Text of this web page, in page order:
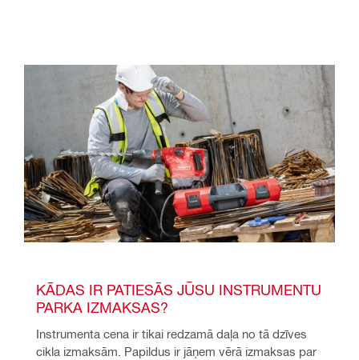
KĀDAS IR PATIESĀS JŪSU INSTRUMENTU
PARKA IZMAKSAS?
Instrumenta cena ir tikai redzamā daļa no tā dzīves
cikla izmaksām. Papildus ir jāņem vērā izmaksas par